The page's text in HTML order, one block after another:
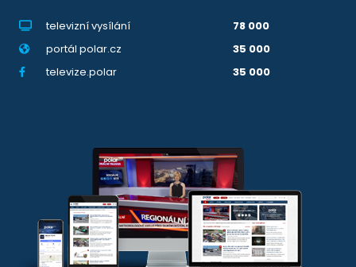
televizní vysílání
78 000
portál polar.cz
35 000
televize.polar
35 000